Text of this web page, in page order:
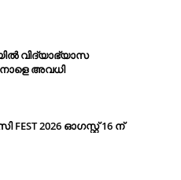
വിദ്യാഭ്യാസ
അവധി
2026 ഓഗസ്റ്റ് 16 ന്